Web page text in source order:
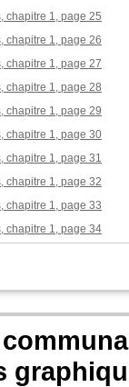
chapitre 1, page 25
chapitre 1, page 26
chapitre 1, page 27
chapitre 1, page 28
chapitre 1, page 29
chapitre 1, page 30
chapitre 1, page 31
chapitre 1, page 32
chapitre 1, page 33
chapitre 1, page 34